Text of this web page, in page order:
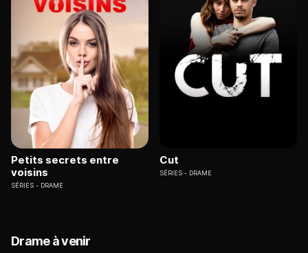
Petits secrets entre
voisins
SÉRIES DRAME
Cut
SÉRIES DRAME
Drame à venir